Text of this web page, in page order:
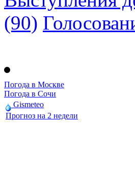
(90)
Погода в Москве
Погода в Сочи
Gismeteo
Прогноз на 2 недели